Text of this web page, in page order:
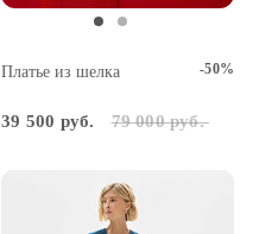
Платье из шелка -50%
39 500 руб. 79 000 руб.